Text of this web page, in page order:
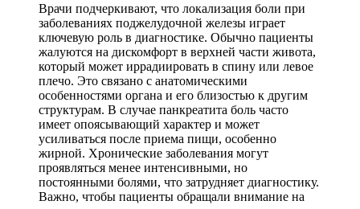
Врачи подчеркивают, что локализация боли при
заболеваниях поджелудочной железы играет
ключевую роль в диагностике. Обычно пациенты
жалуются на дискомфорт в верхней части живота,
который может иррадиировать в спину или левое
плечо. Это связано с анатомическими
особенностями органа и его близостью к другим
структурам. В случае панкреатита боль часто
имеет опоясывающий характер и может
усиливаться после приема пищи, особенно
жирной. Хронические заболевания могут
проявляться менее интенсивными, но
постоянными болями, что затрудняет диагностику.
Важно, чтобы пациенты обращали внимание на